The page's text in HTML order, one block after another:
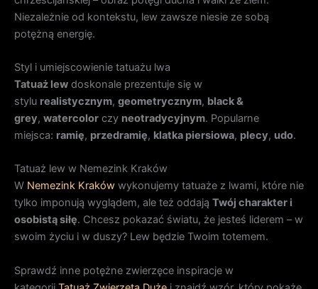
Niezależnie od kontekstu, lew zawsze niesie ze sobą
potężną energię.
Styl i umiejscowienie tatuażu lwa
Tatuaż lew doskonale prezentuje się w
stylu realistycznym, geometrycznym, black &
grey, watercolor czy neotradycyjnym. Popularne
miejsca: ramię, przedramię, klatka piersiowa, plecy, udo.
Tatuaż lew w Nemezink Kraków
W Nemezink Kraków wykonujemy tatuaże z lwami, które nie
tylko imponują wyglądem, ale też oddają Twój charakter i
osobistą siłę. Chcesz pokazać światu, że jesteś liderem – w
swoim życiu i w duszy? Lew będzie Twoim totemem.
Sprawdź inne potężne zwierzęce inspiracje w